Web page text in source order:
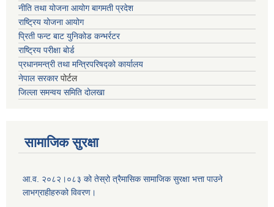
नीति तथा योजना आयोग बागमती प्रदेश
राष्ट्रिय योजना आयोग
प्रिती फन्ट बाट युनिकोड कन्भर्रटर
राष्ट्रिय परीक्षा बोर्ड
प्रधानमन्त्री तथा मन्त्रिपरिषद्को कार्यालय
नेपाल सरकारपोर्टल
जिल्ला समन्वय समिति दोलखा
सामाजिक सुरक्षा
आ.व. २०८२।०८३ को तेस्रो त्रैमासिक सामाजिक सुरक्षा भत्ता पाउने
लाभग्राहीहरुको विवरण।